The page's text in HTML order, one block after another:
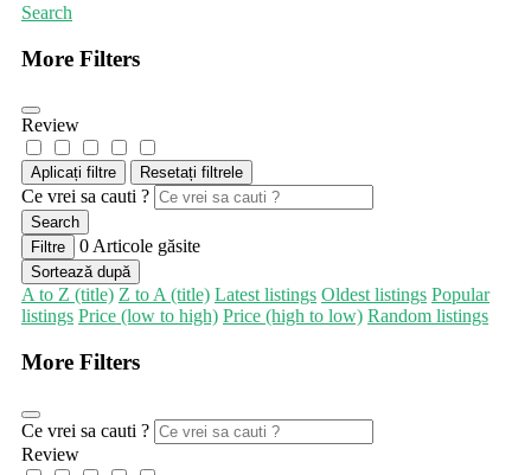
Search
More Filters
Review
Aplicați filtre Resetați filtrele
Ce vrei sa cauti ?
Search
Filtre
0 Articole găsite
Sortează după
A to Z (title) Z to A (title) Latest listings Oldest listings Popular
listings Price (low to high) Price (high to low) Random listings
More Filters
Ce vrei sa cauti ?
Review